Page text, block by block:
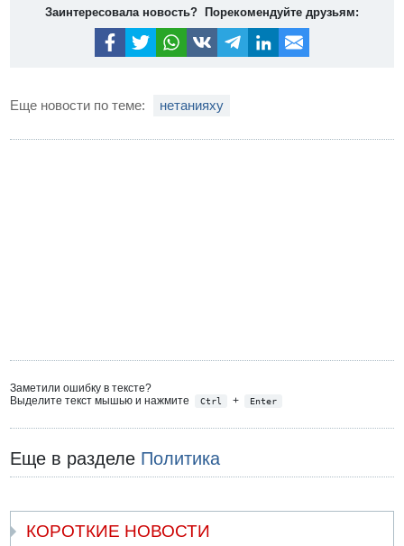
Заинтересовала новость? Порекомендуйте друзьям:
Еще новости по теме: нетанияху
Заметили ошибку в тексте?
Выделите текст мышью и нажмите
Ctrl + Enter
Еще в разделе Политика
КОРОТКИЕ НОВОСТИ